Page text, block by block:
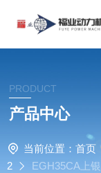
PRODUCT
产品中心
当前位置： 首页
2
EGH35CA上